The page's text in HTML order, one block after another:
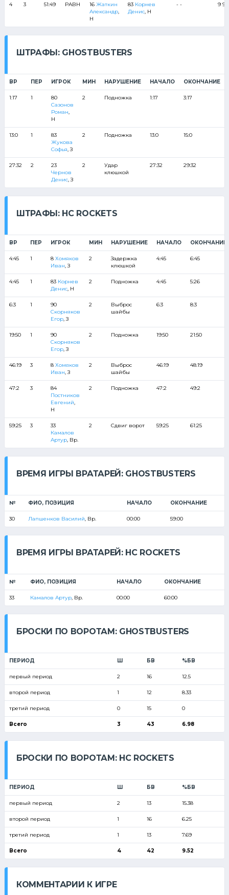
4 3 51:49 РАВН 16 Жаткин
Александр,
Н
83 Корнев
Денис, Н
- - 9
ШТРАФЫ: GHOSTBUSTERS
ВР ПЕР ИГРОК МИН НАРУШЕНИЕ НАЧАЛО ОКОНЧАНИЕ
1:17 1
80
Сазонов
Роман,
Н
2 Подножка 1:17 3:17
13:0 1
83
Жукова
Софья, З
2 Подножка 13:0 15:0
27:32 2
23
Чернов
Денис, З
2
Удар
клюшкой
27:32 29:32
ШТРАФЫ: HC ROCKETS
ВР ПЕР ИГРОК МИН НАРУШЕНИЕ НАЧАЛО ОКОНЧАНИЕ
4:45 1 8 Хомяков
Иван, З
2
Задержка
клюшкой
4:45 6:45
4:45 1 83 Корнев
Денис, Н
2 Подножка 4:45 5:26
6:3 1
90
Скорняков
Егор, З
2
Выброс
шайбы
6:3 8:3
19:50 1
90
Скорняков
Егор, З
2 Подножка 19:50 21:50
46:19 3 8 Хомяков
Иван, З
2
Выброс
шайбы
46:19 48:19
47:2 3
84
Постников
Евгений,
Н
2 Подножка 47:2 49:2
59:25 3
33
Камалов
Артур, Вр.
2 Сдвиг ворот 59:25 61:25
ВРЕМЯ ИГРЫ ВРАТАРЕЙ: GHOSTBUSTERS
№ ФИО, ПОЗИЦИЯ НАЧАЛО ОКОНЧАНИЕ
30 Лапшенков Василий, Вр. 00:00 59:00
ВРЕМЯ ИГРЫ ВРАТАРЕЙ: HC ROCKETS
№ ФИО, ПОЗИЦИЯ НАЧАЛО ОКОНЧАНИЕ
33 Камалов Артур, Вр. 00:00 60:00
БРОСКИ ПО ВОРОТАМ: GHOSTBUSTERS
ПЕРИОД Ш БВ %БВ
первый период 2 16 12.5
второй период 1 12 8.33
третий период 0 15 0
Всего 3 43 6.98
БРОСКИ ПО ВОРОТАМ: HC ROCKETS
ПЕРИОД Ш БВ %БВ
первый период 2 13 15.38
второй период 1 16 6.25
третий период 1 13 7.69
Всего 4 42 9.52
КОММЕНТАРИИ К ИГРЕ